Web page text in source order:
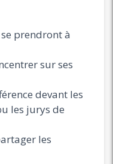
prendront à
sur ses
devant les
les jurys de
les